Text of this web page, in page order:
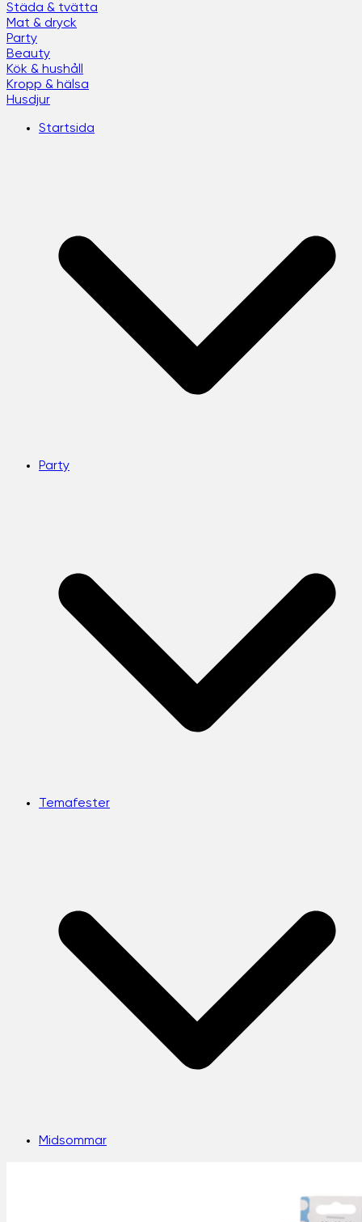
Städa & tvätta
Mat & dryck
Party
Beauty
Kök & hushåll
Kropp & hälsa
Husdjur
Startsida
Party
Temafester
Midsommar